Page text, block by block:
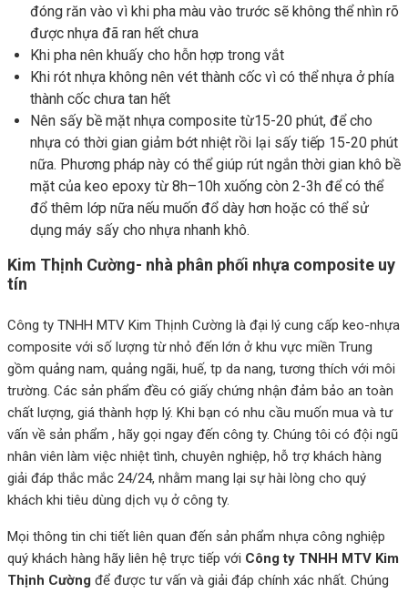
đóng răn vào vì khi pha màu vào trước sẽ không thể nhìn rõ
được nhựa đã ran hết chưa
Khi pha nên khuấy cho hỗn hợp trong vắt
Khi rót nhựa không nên vét thành cốc vì có thể nhựa ở phía
thành cốc chưa tan hết
Nên sấy bề mặt nhựa composite từ15-20 phút, để cho
nhựa có thời gian giảm bớt nhiệt rồi lại sấy tiếp 15-20 phút
nữa. Phương pháp này có thể giúp rút ngắn thời gian khô bề
mặt của keo epoxy từ 8h–10h xuống còn 2-3h để có thể
đổ thêm lớp nữa nếu muốn đổ dày hơn hoặc có thể sử
dụng máy sấy cho nhựa nhanh khô.
Kim Thịnh Cường- nhà phân phối nhựa composite uy
tín
Công ty TNHH MTV Kim Thịnh Cường là đại lý cung cấp keo-nhựa
composite với số lượng từ nhỏ đến lớn ở khu vực miền Trung
gồm quảng nam, quảng ngãi, huế, tp da nang, tương thích với môi
trường. Các sản phẩm đều có giấy chứng nhận đảm bảo an toàn
chất lượng, giá thành hợp lý. Khi bạn có nhu cầu muốn mua và tư
vấn về sản phẩm , hãy gọi ngay đến công ty. Chúng tôi có đội ngũ
nhân viên làm việc nhiệt tình, chuyên nghiệp, hỗ trợ khách hàng
giải đáp thắc mắc 24/24, nhằm mang lại sự hài lòng cho quý
khách khi tiêu dùng dịch vụ ở công ty.
Mọi thông tin chi tiết liên quan đến sản phẩm nhựa công nghiệp
quý khách hàng hãy liên hệ trực tiếp với Công ty TNHH MTV Kim
Thịnh Cường để được tư vấn và giải đáp chính xác nhất. Chúng